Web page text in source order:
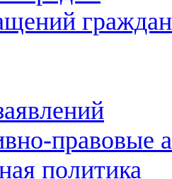
граждан
правовые
политика